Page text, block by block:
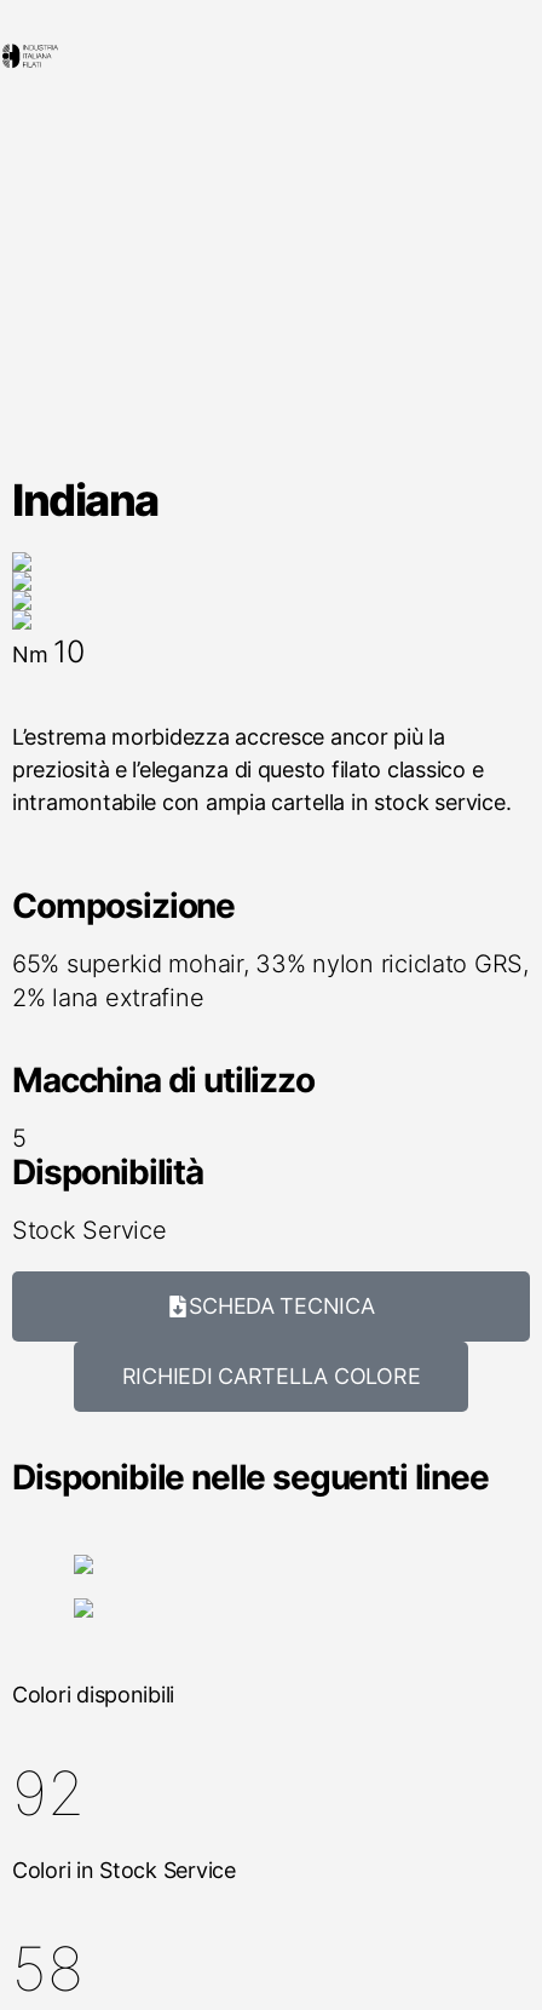
Indiana
Nm 10
L’estrema morbidezza accresce ancor più la
preziosità e l’eleganza di questo filato classico e
intramontabile con ampia cartella in stock service.
Composizione
65% superkid mohair, 33% nylon riciclato GRS,
2% lana extrafine
Macchina di utilizzo
5
Disponibilità
Stock Service
SCHEDA TECNICA
RICHIEDI CARTELLA COLORE
Disponibile nelle seguenti linee
Colori disponibili
92
Colori in Stock Service
58